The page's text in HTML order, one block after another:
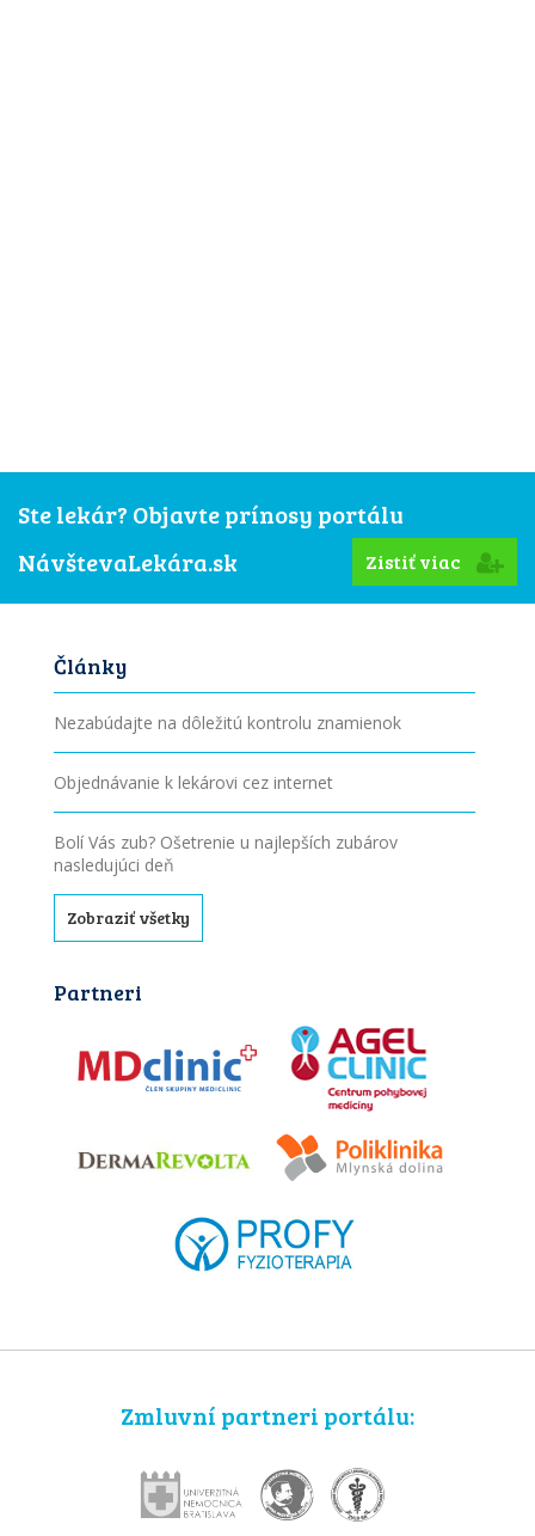
Ste lekár? Objavte prínosy portálu
NávštevaLekára.sk
Zistiť viac
Články
Nezabúdajte na dôležitú kontrolu znamienok
Objednávanie k lekárovi cez internet
Bolí Vás zub? Ošetrenie u najlepších zubárov
nasledujúci deň
Zobraziť všetky
Partneri
Zmluvní partneri portálu: